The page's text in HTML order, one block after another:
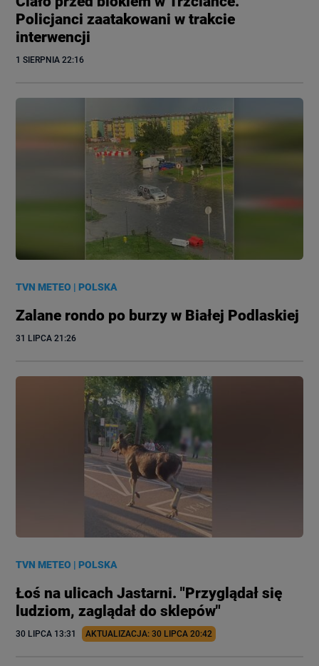
Policjanci zaatakowani w trakcie
interwencji
1 SIERPNIA 22:16
TVN METEO |POLSKA
Zalane rondo po burzy w Białej Podlaskiej
31 LIPCA 21:26
TVN METEO |POLSKA
Łoś na ulicach Jastarni. "Przyglądał się
ludziom, zaglądał do sklepów"
30 LIPCA 13:31 AKTUALIZACJA: 30 LIPCA 20:42